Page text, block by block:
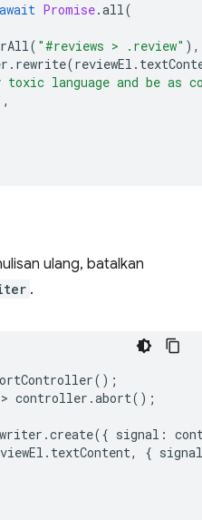
await Promise.all(
( "#reviews > .review" ),
. rewrite(reviewEl .
toxic language and be as
,
ulang, batalkan
.
();
> controller .abort();
.create({ signal :
. textContent, { signal